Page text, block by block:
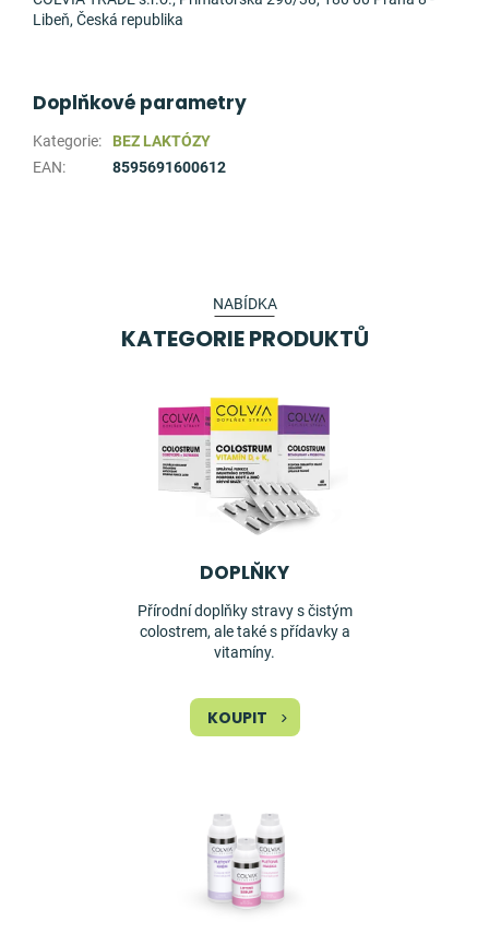
Libeň, Česká republika
Doplňkové parametry
Kategorie:
BEZ LAKTÓZY
EAN: 8595691600612
NABÍDKA
KATEGORIE PRODUKTŮ
DOPLŇKY
Přírodní doplňky stravy s čistým
colostrem, ale také s přídavky a
vitamíny.
KOUPIT